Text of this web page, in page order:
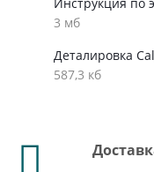
3 мб
Деталировка
587,3 кб